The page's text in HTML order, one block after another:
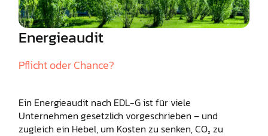
Energieaudit
Pflicht oder Chance?
Ein Energieaudit nach EDL-G ist für viele
Unternehmen gesetzlich vorgeschrieben – und
zugleich ein Hebel, um Kosten zu senken, CO₂ zu